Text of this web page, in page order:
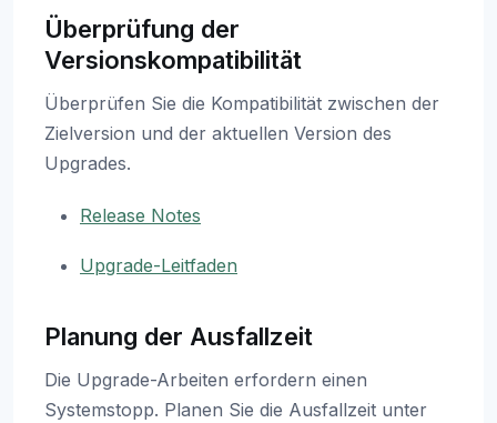
Überprüfung der
Versionskompatibilität
Überprüfen Sie die Kompatibilität zwischen der
Zielversion und der aktuellen Version des
Upgrades.
Release Notes
Upgrade-Leitfaden
Planung der Ausfallzeit
Die Upgrade-Arbeiten erfordern einen
Systemstopp. Planen Sie die Ausfallzeit unter